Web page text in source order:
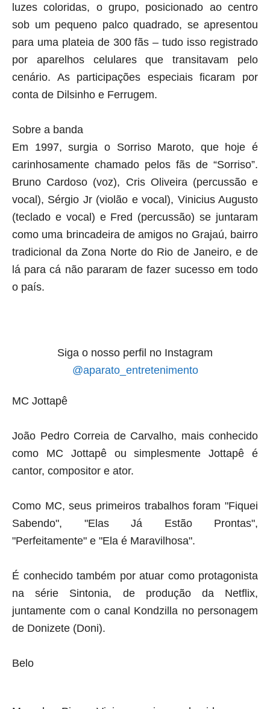
luzes coloridas, o grupo, posicionado ao centro
sob um pequeno palco quadrado, se apresentou
para uma plateia de 300 fãs – tudo isso registrado
por aparelhos celulares que transitavam pelo
cenário. As participações especiais ficaram por
conta de Dilsinho e Ferrugem.
Sobre a banda
Em 1997, surgia o Sorriso Maroto, que hoje é
carinhosamente chamado pelos fãs de “Sorriso”.
Bruno Cardoso (voz), Cris Oliveira (percussão e
vocal), Sérgio Jr (violão e vocal), Vinicius Augusto
(teclado e vocal) e Fred (percussão) se juntaram
como uma brincadeira de amigos no Grajaú, bairro
tradicional da Zona Norte do Rio de Janeiro, e de
lá para cá não pararam de fazer sucesso em todo
o país.
Siga o nosso perfil no Instagram
@aparato_entretenimento
MC Jottapê
João Pedro Correia de Carvalho, mais conhecido
como MC Jottapêou simplesmenteJottapê é
cantor, compositor e ator.
Como MC, seus primeiros trabalhos foram "Fiquei
Sabendo", "Elas Já Estão Prontas",
"Perfeitamente" e "Ela é Maravilhosa".
É conhecido também por atuar como protagonista
na série Sintonia, de produção da Netflix,
juntamente com o canal Kondzilla no personagem
de Donizete (Doni).
Belo